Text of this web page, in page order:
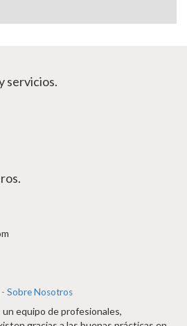
servicios.
- Sobre Nosotros
equipo de profesionales,